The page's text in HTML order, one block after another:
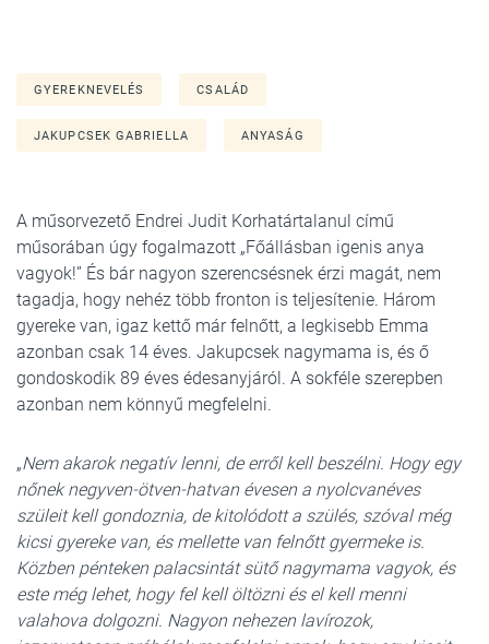
GYEREKNEVELÉS CSALÁD
JAKUPCSEK GABRIELLA ANYASÁG
A műsorvezető Endrei Judit Korhatártalanul című
műsorában úgy fogalmazott „Főállásban igenis anya
vagyok!” És bár nagyon szerencsésnek érzi magát, nem
tagadja, hogy nehéz több fronton is teljesítenie. Három
gyereke van, igaz kettő már felnőtt, a legkisebb Emma
azonban csak 14 éves. Jakupcsek nagymama is, és ő
gondoskodik 89 éves édesanyjáról. A sokféle szerepben
azonban nem könnyű megfelelni.
„Nem akarok negatív lenni, de erről kell beszélni. Hogy egy
nőnek negyven-ötven-hatvan évesen a nyolcvanéves
szüleit kell gondoznia, de kitolódott a szülés, szóval még
kicsi gyereke van, és mellette van felnőtt gyermeke is.
Közben pénteken palacsintát sütő nagymama vagyok, és
este még lehet, hogy fel kell öltözni és el kell menni
valahova dolgozni. Nagyon nehezen lavírozok,